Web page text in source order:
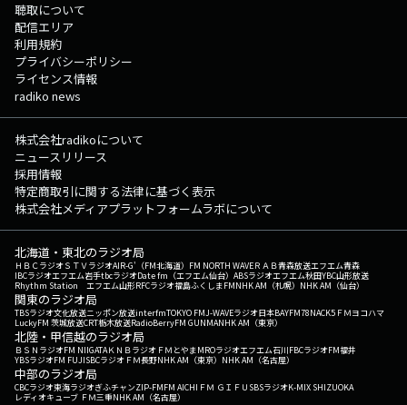
聴取について
配信エリア
利用規約
プライバシーポリシー
ライセンス情報
radiko news
株式会社radikoについて
ニュースリリース
採用情報
特定商取引に関する法律に基づく表示
株式会社メディアプラットフォームラボについて
北海道・東北のラジオ局
ＨＢＣラジオＳＴＶラジオAIR-G'（FM北海道） FM NORTH WAVEＲＡＢ青森放送エフエム青森
IBCラジオエフエム岩手tbcラジオDate fm（エフエム仙台） ABSラジオエフエム秋田YBC山形放送
Rhythm Station エフエム山形RFCラジオ福島ふくしまFMNHK AM（札幌） NHK AM（仙台）
関東のラジオ局
TBSラジオ文化放送ニッポン放送interfmTOKYO FMJ-WAVEラジオ日本BAYFM78NACK5 ＦＭヨコハマ
LuckyFM 茨城放送CRT栃木放送RadioBerryFM GUNMANHK AM（東京）
北陸・甲信越のラジオ局
ＢＳＮラジオFM NIIGATAＫＮＢラジオ ＦＭとやまMROラジオエフエム石川FBCラジオFM福井
YBSラジオFM FUJISBCラジオ ＦＭ長野NHK AM（東京） NHK AM（名古屋）
中部のラジオ局
CBCラジオ東海ラジオぎふチャンZIP-FMFM AICHI ＦＭ ＧＩＦＵ SBSラジオK-MIX SHIZUOKA
レディオキューブ ＦＭ三重NHK AM（名古屋）